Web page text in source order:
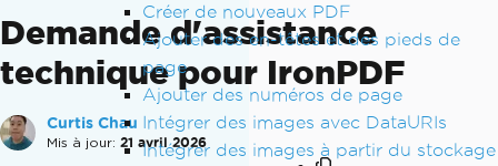
Créer de nouveaux PDF
Ajouter des en-têtes et des pieds de
page
Ajouter des numéros de page
Intégrer des images avec DataURIs
Intégrer des images à partir du stockage
Demande d'assistance
technique pour IronPDF
Curtis Chau
Mis à jour: 21 avril 2026